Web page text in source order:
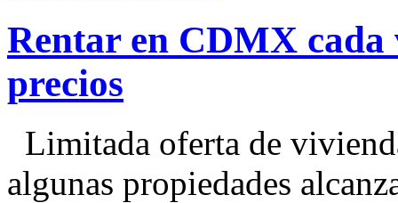
Rentar en CDMX cada
precios
Limitada oferta de
algunas propiedades